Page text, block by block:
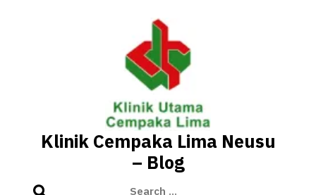
Klinik Cempaka Lima Neusu
– Blog